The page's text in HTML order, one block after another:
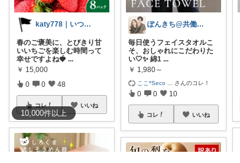
10,000件以上
katy778｜いつも有難うございます✨
春のご褒美に、とびきり甘
いいちごを楽しむ時間って
幸せですよね🍓 ...
￥ 15,000
0 0 48
コレ いいね
ぽんきち@共働き20代夫婦
毎日使うフェイスタオルこ
そ、おしゃれにこだわりた
い🤍✨ 綿1 ...
￥ 1,980～
ここ*Seco さんのコレ！
0 0 10
コレ いいね